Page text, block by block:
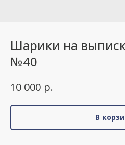
Шарики на
№40
10 000 р.
В